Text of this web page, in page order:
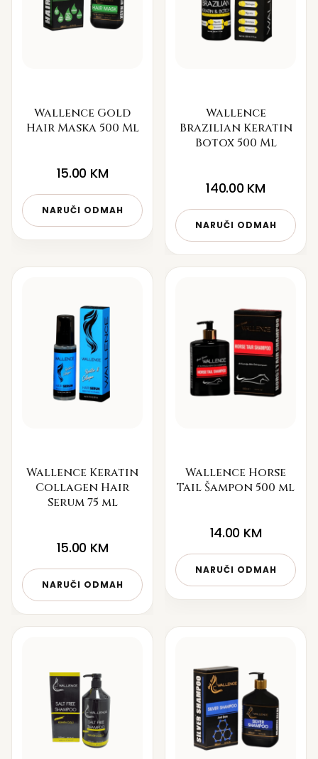
Wallence Gold
Hair Maska 500 Ml
15.00 KM
NARUČI ODMAH
Wallence
Brazilian Keratin
Botox 500 Ml
140.00 KM
NARUČI ODMAH
Wallence Keratin
Collagen Hair
Serum 75 ml
15.00 KM
NARUČI ODMAH
Wallence Horse
Tail Šampon 500 ml
14.00 KM
NARUČI ODMAH